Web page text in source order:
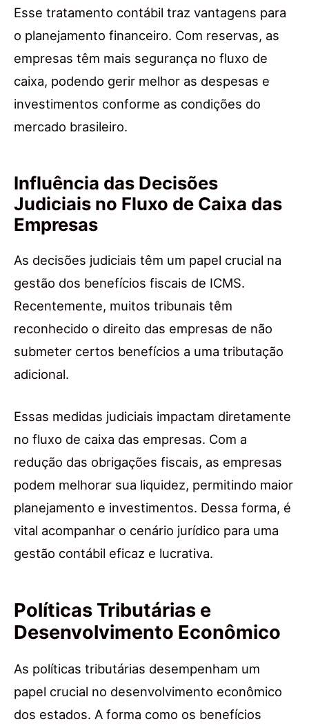
Esse tratamento contábil traz vantagens para
o planejamento financeiro. Com reservas, as
empresas têm mais segurança no fluxo de
caixa, podendo gerir melhor as despesas e
investimentos conforme as condições do
mercado brasileiro.
Influência das Decisões
Judiciais no Fluxo de Caixa das
Empresas
As decisões judiciais têm um papel crucial na
gestão dos benefícios fiscais de ICMS.
Recentemente, muitos tribunais têm
reconhecido o direito das empresas de não
submeter certos benefícios a uma tributação
adicional.
Essas medidas judiciais impactam diretamente
no fluxo de caixa das empresas. Com a
redução das obrigações fiscais, as empresas
podem melhorar sua liquidez, permitindo maior
planejamento e investimentos. Dessa forma, é
vital acompanhar o cenário jurídico para uma
gestão contábil eficaz e lucrativa.
Políticas Tributárias e
Desenvolvimento Econômico
As políticas tributárias desempenham um
papel crucial no desenvolvimento econômico
dos estados. A forma como os benefícios